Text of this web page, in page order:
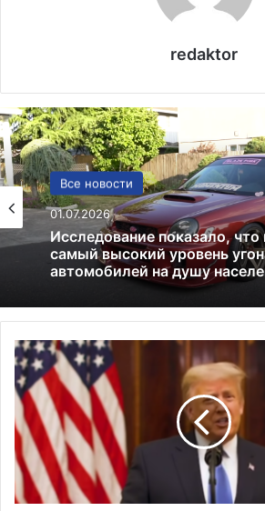
redaktor
Все новости
01.07.2026
Исследование показало,
самый высокий уровень угона
автомобилей на душу
США
13.06.2025
Америка имеет огромный
П
р
о
щ
а
ь
н
а